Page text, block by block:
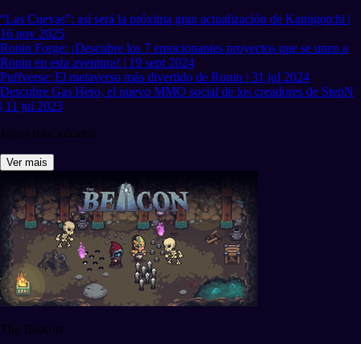
“Las Cuevas”: así será la próxima gran actualización de Kamigotchi |
16 nov 2025
Ronin Forge: ¡Descubre los 7 emocionantes proyectos que se unen a
Ronin en esta aventura! | 19 sept 2024
Puffverse: El metaverso más divertido de Ronin | 31 jul 2024
Descubre Gas Hero, el nuevo MMO social de los creadores de StepN
| 11 jul 2023
Jogos relacionados
Ver mais
The Beacon